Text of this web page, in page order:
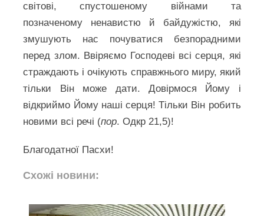
світові, спустошеному війнами та
позначеному ненавистю й байдужістю, які
змушують нас почуватися безпорадними
перед злом. Ввіряємо Господеві всі серця, які
страждають і очікують справжнього миру, який
тільки Він може дати. Довірмося Йому і
відкриймо Йому наші серця! Тільки Він робить
новими всі речі (пор. Одкр 21,5)!
Благодатної Пасхи!
Схожі новини: